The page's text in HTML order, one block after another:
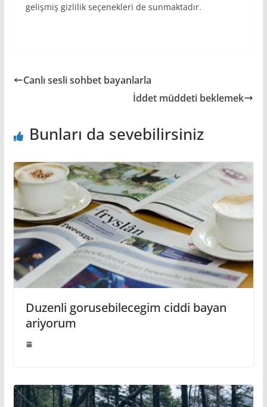
gelişmiş gizlilik seçenekleri de sunmaktadır.
Canlı sesli sohbet bayanlarla
İddet müddeti beklemek
Bunları da sevebilirsiniz
Duzenli gorusebilecegim ciddi bayan
ariyorum